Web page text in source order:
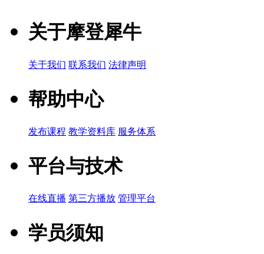
关于摩登犀牛
关于我们 联系我们 法律声明
帮助中心
发布课程 教学资料库 服务体系
平台与技术
在线直播 第三方播放 管理平台
学员须知